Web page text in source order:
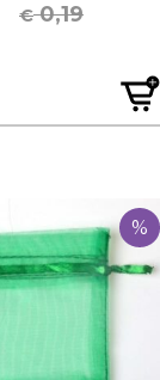
€0,19
%